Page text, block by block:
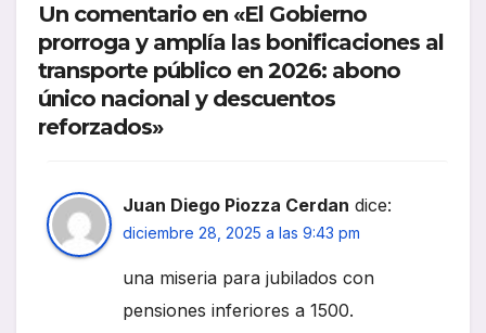
Un comentario en «El Gobierno
prorroga y amplía las bonificaciones al
transporte público en 2026: abono
único nacional y descuentos
reforzados»
Juan Diego Piozza Cerdan dice:
diciembre 28, 2025 a las 9:43 pm
una miseria para jubilados con
pensiones inferiores a 1500.